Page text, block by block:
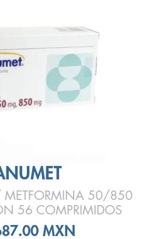
METFORMINA 50/850
56 COMPRIMIDOS
MXN